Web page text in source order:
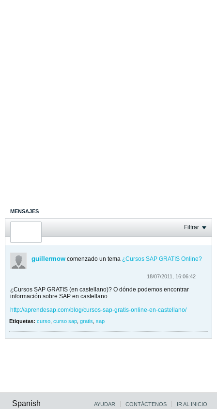
MENSAJES
ÚLTIMA ACTIVIDAD Filtrar
guillermow comenzado un tema ¿Cursos SAP GRATIS Online?
18/07/2011, 16:06:42
¿Cursos SAP GRATIS (en castellano)? O dónde podemos encontrar
información sobre SAP en castellano.
http://aprendesap.com/blog/cursos-sap-gratis-online-en-castellano/
Etiquetas: curso curso sap gratis sap
Spanish AYUDAR CONTÁCTENOS IR AL INICIO